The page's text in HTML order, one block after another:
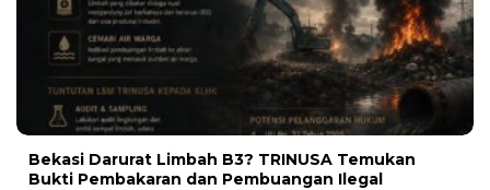
Bekasi Darurat Limbah B3? TRINUSA Temukan
Bukti Pembakaran dan Pembuangan Ilegal